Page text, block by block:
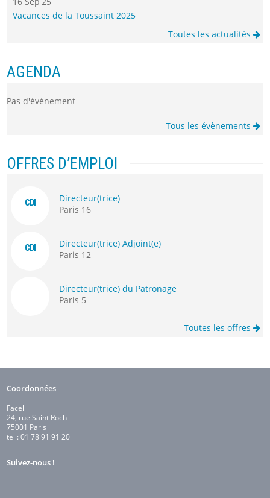
Vacances de la Toussaint 2025
Toutes les actualités
AGENDA
Pas d'évènement
Tous les évènements
OFFRES D’EMPLOI
CDI
Directeur(trice)
Paris 16
CDI
Directeur(trice) Adjoint(e)
Paris 12
Directeur(trice) du Patronage
Paris 5
Toutes les offres
Coordonnées
Facel
24, rue Saint Roch
75001 Paris
tel : 01 78 91 91 20
Suivez-nous !